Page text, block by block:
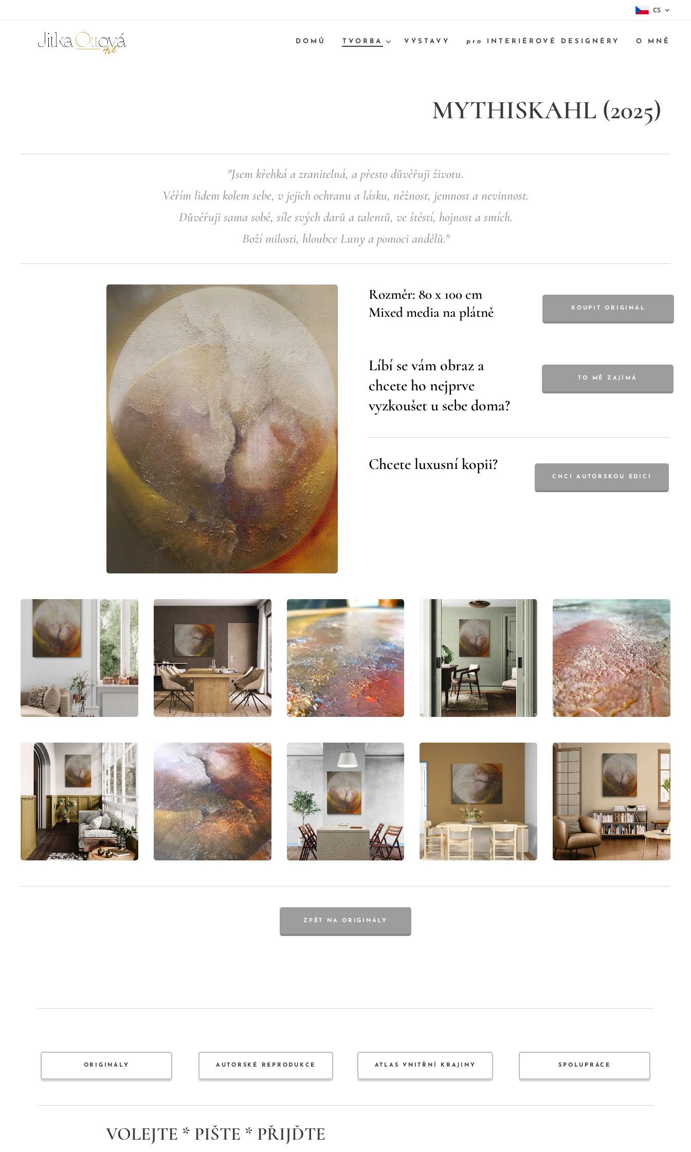
CS
DOMŮ TVORBA VÝSTAVY pro INTERIÉROVÉ DESIGNÉRY O MNĚ
MYTHISKAHL (2025)
"Jsem křehká a zranitelná, a přesto důvěřuji životu.
Věřím lidem kolem sebe, v jejich ochranu a lásku, něžnost, jemnost a nevinnost.
Důvěřuji sama sobě, síle svých darů a talentů, ve štěstí, hojnost a smích.
Boží milosti, hloubce Luny a pomoci andělů."
Rozměr: 80 x 100 cm
Mixed media na plátně
KOUPIT ORIGINÁL
Líbí se vám obraz a
chcete ho nejprve
vyzkoušet u sebe doma?
TO MĚ ZAJÍMÁ
Chcete luxusní kopii?
CHCI AUTORSKOU EDICI
ZPĚT NA ORIGINÁLY
ORIGINÁLY AUTORSKÉ REPRODUKCE ATLAS VNITŘNÍ KRAJINY SPOLUPRÁCE
VOLEJTE * PIŠTE * PŘIJĎTE